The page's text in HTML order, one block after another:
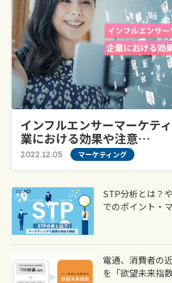
インフルエンサーマーケテ
業における効果や注意…
2022.12.05 マーケティング
STP分析とは？
でのポイント・
電通、消費者の
を「欲望未来指